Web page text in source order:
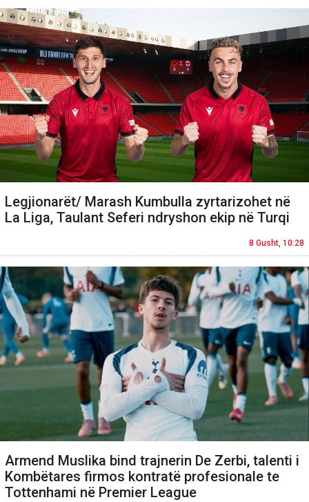
Legjionarët/ Marash Kumbulla zyrtarizohet në
La Liga, Taulant Seferi ndryshon ekip në Turqi
8 Gusht, 10:28
Armend Muslika bind trajnerin De Zerbi, talenti i
Kombëtares firmos kontratë profesionale te
Tottenhami në Premier League